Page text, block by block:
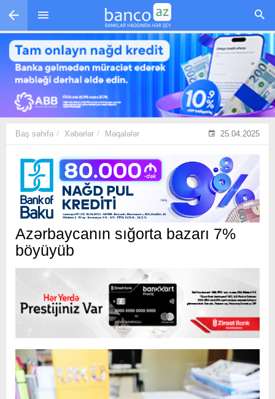
Skip to main content
Baş səhifə Xəbərlər Məqalələr 25.04.2025
Azərbaycanın sığorta bazarı 7%
böyüyüb